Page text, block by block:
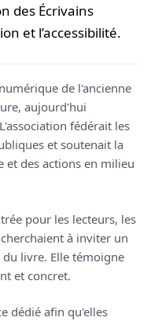
des Écrivains
et l’accessibilité.
de l'ancienne
aujourd'hui
fédérait les
et soutenait la
et des actions en milieu
pour les lecteurs, les
à inviter un
livre. Elle témoigne
et concret.
dédié afin qu'elles